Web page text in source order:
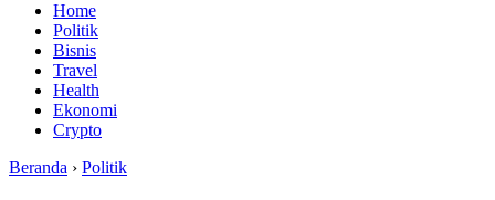
Home
Politik
Bisnis
Travel
Health
Ekonomi
Crypto
Beranda › Politik